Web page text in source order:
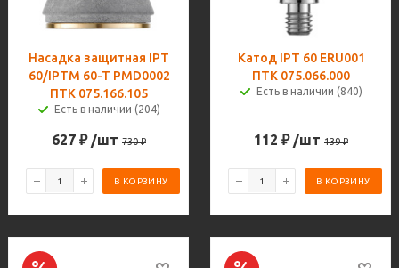
Насадка защитная IPT
60/IPTM 60-T PMD0002
ПТК 075.166.105
Есть в наличии (204)
627 ₽ /шт 730₽
В КОРЗИНУ
Катод IPT 60 ERU001
ПТК 075.066.000
Есть в наличии (840)
112 ₽ /шт 139₽
В КОРЗИНУ